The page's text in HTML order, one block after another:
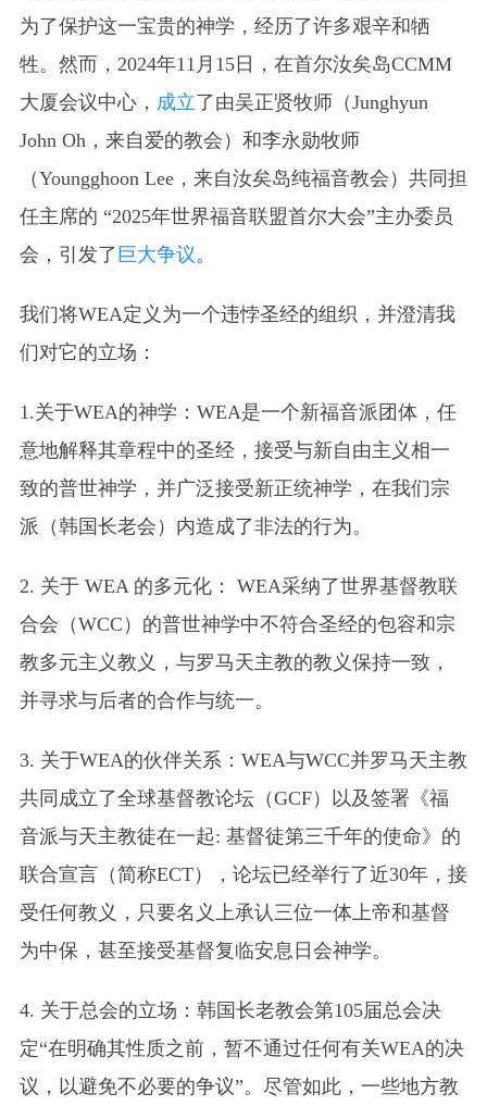
为了保护这一宝贵的神学，经历了许多艰辛和牺
牲。然而，2024年11月15日，在首尔汝矣岛CCMM
大厦会议中心， 成立了由吴正贤牧师（Junghyun
John Oh，来自爱的教会）和李永勋牧师
（Youngghoon Lee，来自汝矣岛纯福音教会）共同担
任主席的 “2025年世界福音联盟首尔大会”主办委员
会，引发了 巨大争议 。
我们将WEA定义为一个违悖圣经的组织，并澄清我
们对它的立场：
1.关于WEA的神学：WEA是一个新福音派团体，任
意地解释其章程中的圣经，接受与新自由主义相一
致的普世神学，并广泛接受新正统神学，在我们宗
派（韩国长老会）内造成了非法的行为。
2. 关于 WEA 的多元化： WEA采纳了世界基督教联
合会（WCC）的普世神学中不符合圣经的包容和宗
教多元主义教义，与罗马天主教的教义保持一致，
并寻求与后者的合作与统一。
3. 关于WEA的伙伴关系：WEA与WCC并罗马天主教
共同成立了全球基督教论坛（GCF）以及签署《福
音派与天主教徒在一起: 基督徒第三千年的使命》的
联合宣言（简称ECT），论坛已经举行了近30年，接
受任何教义，只要名义上承认三位一体上帝和基督
为中保，甚至接受基督复临安息日会神学。
4. 关于总会的立场：韩国长老教会第105届总会决
定“在明确其性质之前，暂不通过任何有关WEA的决
议，以避免不必要的争议”。尽管如此，一些地方教